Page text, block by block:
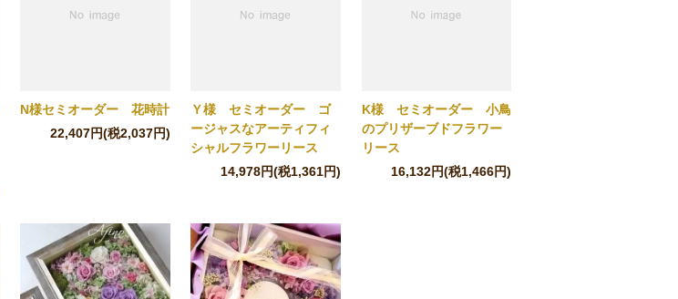
N様セミオーダー 花時計
22,407円(税2,037円)
Ｙ様 セミオーダー ゴ
ージャスなアーティフィ
シャルフラワーリース
14,978円(税1,361円)
K様 セミオーダー 小鳥
のプリザーブドフラワー
リース
16,132円(税1,466円)